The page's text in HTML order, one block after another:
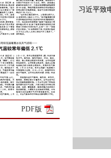
PDF版
习近平致